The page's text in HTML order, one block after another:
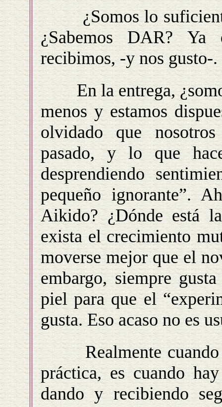
¿Somos lo
¿Sabemos DAR?
recibimos, -y nos gusto-.
En la entrega,
menos y estamos
olvidado que
pasado, y lo que
desprendiendo
pequeño ignorante”.
Aikido? ¿Dónde está
exista el crecimiento
moverse mejor que el
embargo, siempre
piel para que el
gusta. Eso acaso no es
Realmente cuando
práctica, es cuando
dando y recibiendo